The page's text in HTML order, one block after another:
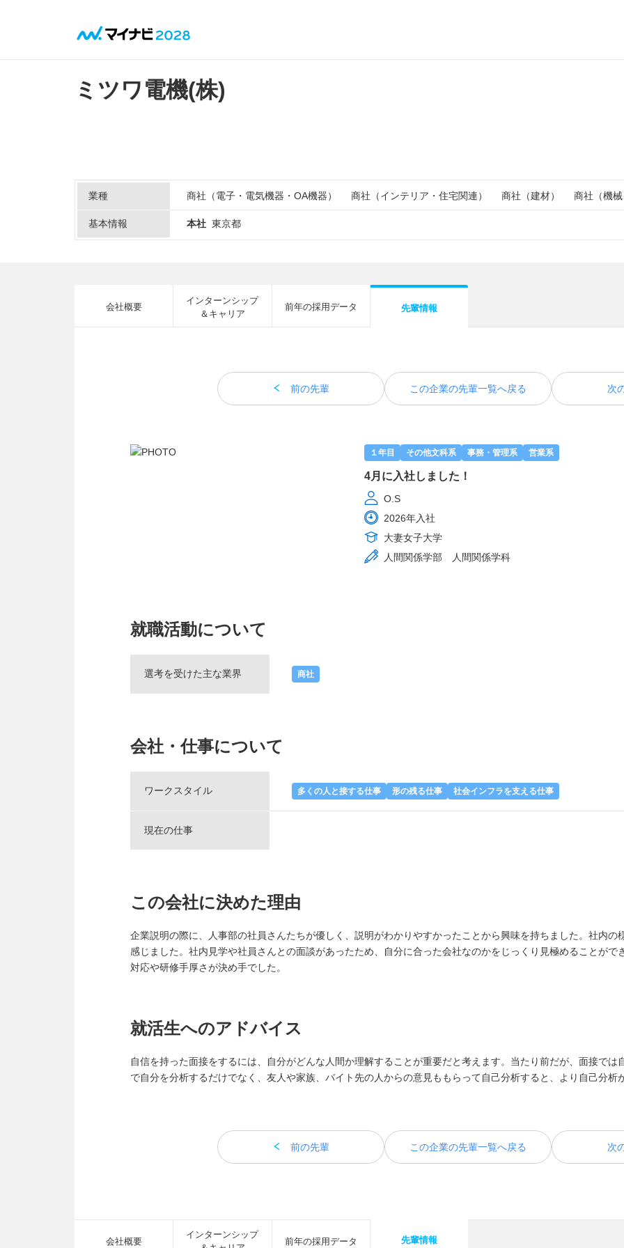
ミツワ電機(株)
業種 商社（電子・電気機器・OA機器） 商社（インテリア・住宅関連） 商社（建材） 商社（機
基本情報 本社 東京都
会社概要
インターンシップ
＆キャリア
前年の採用データ 先輩情報
前の先輩 この企業の先輩一覧へ戻る 次
１年目 その他文科系 事務・管理系 営業系
4月に入社しました！
O.S
2026年入社
大妻女子大学
人間関係学部 人間関係学科
就職活動について
選考を受けた主な業界 商社
会社・仕事について
ワークスタイル 多くの人と接する仕事 形の残る仕事 社会インフラを支える仕事
現在の仕事
この会社に決めた理由
企業説明の際に、人事部の社員さんたちが優しく、説明がわかりやすかったことから興味を持ちました。社内の
感じました。社内見学や社員さんとの面談があったため、自分に合った会社なのかをじっくり見極めることがで
対応や研修手厚さが決め手でした。
就活生へのアドバイス
自信を持った面接をするには、自分がどんな人間か理解することが重要だと考えます。当たり前だが、面接で
で自分を分析するだけでなく、友人や家族、バイト先の人からの意見ももらって自己分析すると、より自己分析
前の先輩 この企業の先輩一覧へ戻る 次
会社概要
インターンシップ
前年の採用データ 先輩情報